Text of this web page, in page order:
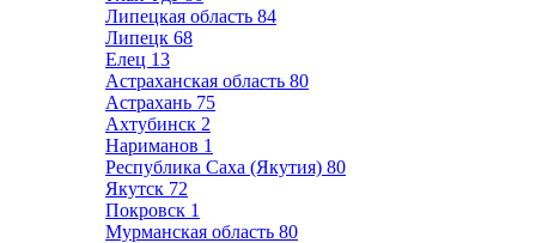
Липецкая область 84
Липецк 68
Елец 13
Астраханская область 80
Астрахань 75
Ахтубинск 2
Нариманов 1
Республика Саха (Якутия) 80
Якутск 72
Покровск 1
Мурманская область 80